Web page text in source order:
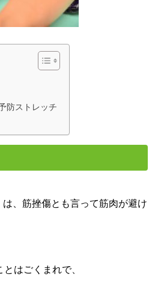
防ストレッチ
、筋挫傷とも言って筋肉が避け
はごくまれで、